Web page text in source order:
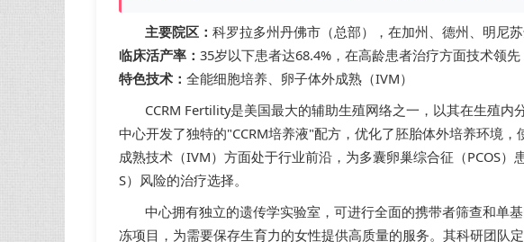
主要院区：科罗拉多州丹佛市（总部），在加州、德州、明尼
临床活产率： 35岁以下患者达68.4%，在高龄患者治疗方面技术领先
特色技术： 全能细胞培养、卵子体外成熟（IVM）
CCRM Fertility是美国最大的辅助生殖网络之一，以其在生殖
中心开发了独特的"CCRM培养液"配方，优化了胚胎体外培养环境
成熟技术（IVM）方面处于行业前沿，为多囊卵巢综合征（PCOS
S）风险的治疗选择。
中心拥有独立的遗传学实验室，可进行全面的携带者筛查和单
冻项目，为需要保存生育力的女性提供高质量的服务。其科研团队